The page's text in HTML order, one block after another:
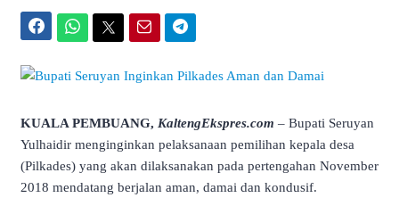
KUALA PEMBUANG, KaltengEkspres.com – Bupati Seruyan
Yulhaidir menginginkan pelaksanaan pemilihan kepala desa
(Pilkades) yang akan dilaksanakan pada pertengahan November
2018 mendatang berjalan aman, damai dan kondusif.